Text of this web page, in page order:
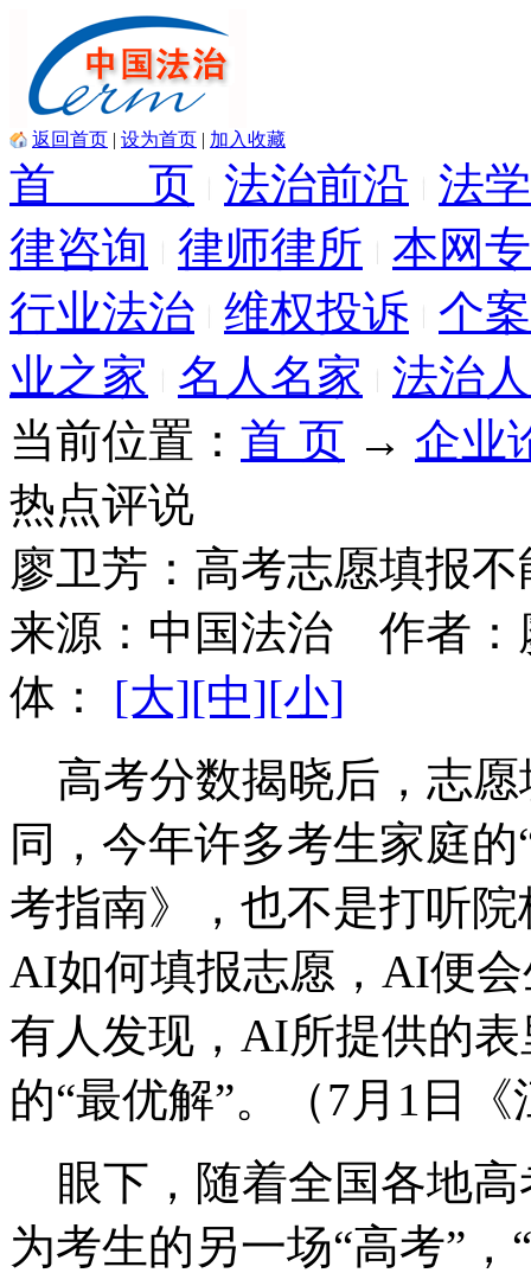
返回首页 | 设为首页 | 加入收藏
首 页 法治前沿
法
律咨询
律师律所
本网
行业法治 维权投诉
个
业之家
名人名家
法治
当前位置： 首 页 → 企业
热点评说
廖卫芳：高考志愿填报不
来源： 中国法治 作者：
体： [大][中][小]
高考分数揭晓后，志愿
同，今年许多考生家庭
考指南》，也不是打听
AI如何填报志愿，AI便
有人发现，AI所提供的
的“最优解”。（7月1日
眼下，随着全国各地高
为考生的另一场“高考”